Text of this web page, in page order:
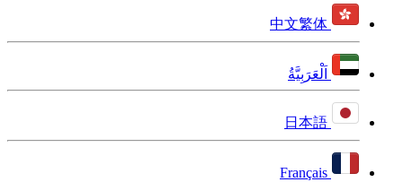
中文繁体
اَلْعَرَبِيَّةُ
日本語
Français